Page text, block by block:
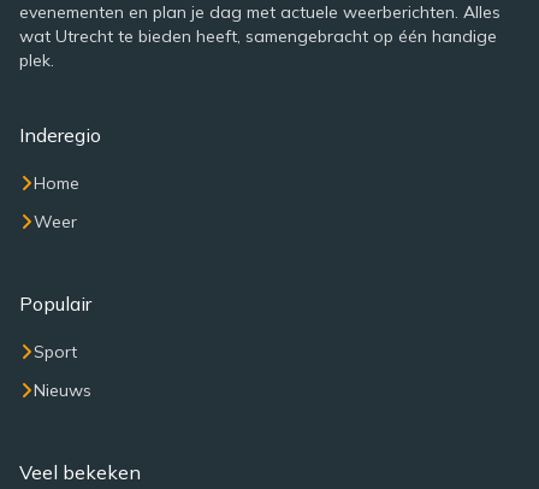
evenementen en plan je dag met actuele weerberichten. Alles
wat Utrecht te bieden heeft, samengebracht op één handige
plek.
Inderegio
Home
Weer
Populair
Sport
Nieuws
Veel bekeken